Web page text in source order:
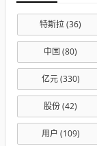
特斯拉(36)
中国 (80)
亿元(330)
股份(42)
用户 (109)